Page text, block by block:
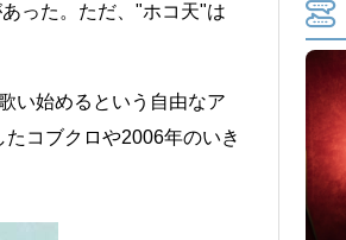
った。ただ、"ホコ天"は
い始めるという自由なア
コブクロや2006年のいき